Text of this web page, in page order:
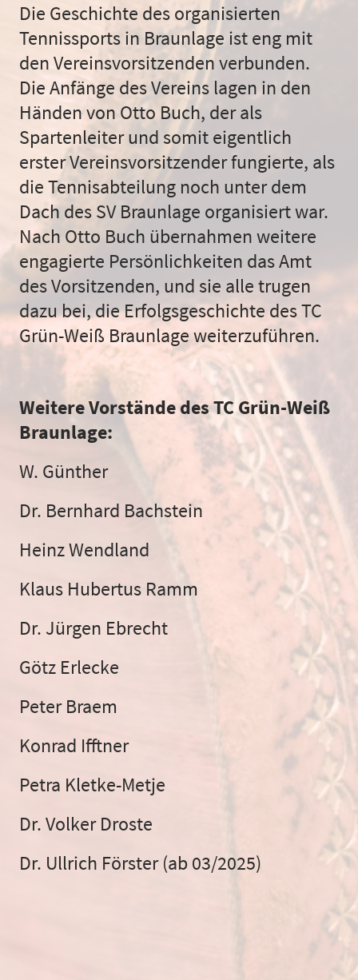
Die Geschichte des organisierten
Tennissports in Braunlage ist eng mit
den Vereinsvorsitzenden verbunden.
Die Anfänge des Vereins lagen in den
Händen von Otto Buch, der als
Spartenleiter und somit eigentlich
erster Vereinsvorsitzender fungierte, als
die Tennisabteilung noch unter dem
Dach des SV Braunlage organisiert war.
Nach Otto Buch übernahmen weitere
engagierte Persönlichkeiten das Amt
des Vorsitzenden, und sie alle trugen
dazu bei, die Erfolgsgeschichte des TC
Grün-Weiß Braunlage weiterzuführen.
Weitere Vorstände des TC Grün-Weiß
Braunlage:
W. Günther
Dr. Bernhard Bachstein
Heinz Wendland
Klaus Hubertus Ramm
Dr. Jürgen Ebrecht
Götz Erlecke
Peter Braem
Konrad Ifftner
Petra Kletke-Metje
Dr. Volker Droste
Dr. Ullrich Förster (ab 03/2025)